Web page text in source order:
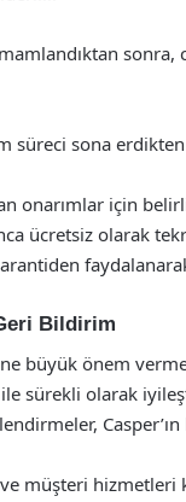
sonra,
süreci sona
onarımlar için
ücretsiz olarak
Bildirim
büyük önem
sürekli olarak
müşteri hizmetleri